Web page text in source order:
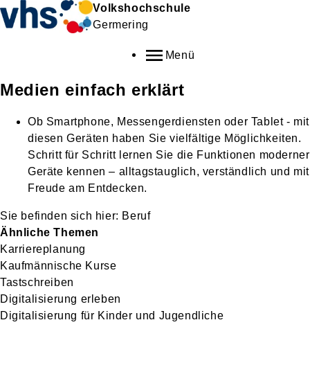
Volkshochschule
Germering
Menü
Medien einfach erklärt
Ob Smartphone, Messengerdiensten oder Tablet - mit
diesen Geräten haben Sie vielfältige Möglichkeiten.
Schritt für Schritt lernen Sie die Funktionen moderner
Geräte kennen – alltagstauglich, verständlich und mit
Freude am Entdecken.
Beruf
Ähnliche Themen
Karriereplanung
Kaufmännische Kurse
Tastschreiben
Digitalisierung erleben
Digitalisierung für Kinder und Jugendliche